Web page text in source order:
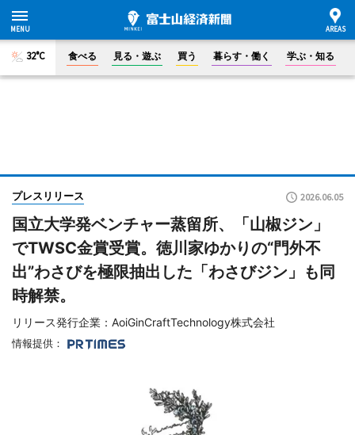
32°C 食べる 見る・遊ぶ 買う 暮らす・働く 学ぶ・知る
プレスリリース 2026.06.05
国立大学発ベンチャー蒸留所、「山椒ジン」
でTWSC金賞受賞。徳川家ゆかりの“門外不
出”わさびを極限抽出した「わさびジン」も同
時解禁。
リリース発行企業：AoiGinCraftTechnology株式会社
情報提供：